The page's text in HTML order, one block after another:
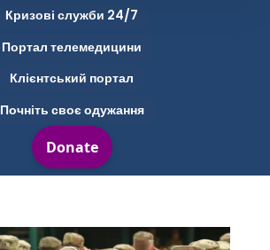
Кризові служби 24/7
Портал телемедицини
Клієнтський портал
Почніть своє одужання